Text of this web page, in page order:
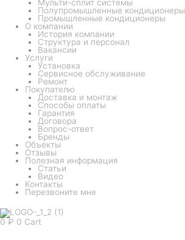
Мульти-сплит системы
Полупромышленные кондиционеры
Промышленные кондиционеры
О компании
История компании
Структура и персонал
Вакансии
Услуги
Установка
Сервисное обслуживание
Ремонт
Покупателю
Доставка и монтаж
Способы оплаты
Гарантия
Договора
Вопрос-ответ
Бренды
Объекты
Отзывы
Полезная информация
Статьи
Видео
Контакты
Перезвоните мне
0 ₽ 0 Cart